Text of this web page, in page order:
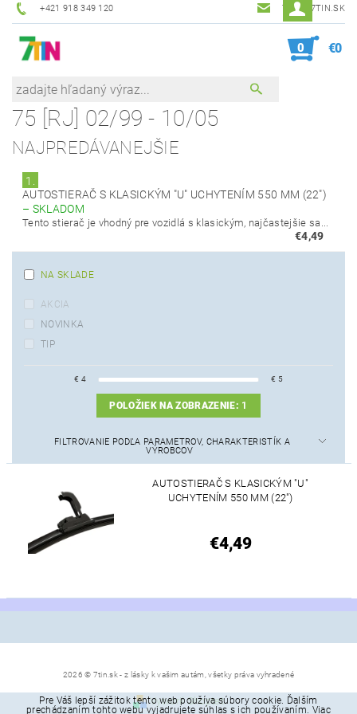
+421 918 349 120 7TIN@7TIN.SK
0 €0
75 [RJ] 02/99 - 10/05
NAJPREDÁVANEJŠIE
1.
AUTOSTIERAČ S KLASICKÝM "U" UCHYTENÍM 550 MM (22")
– SKLADOM
Tento stierač je vhodný pre vozidlá s klasickým, najčastejšie sa...
€4,49
NA SKLADE
AKCIA
NOVINKA
TIP
€ 4 € 5
POLOŽIEK NA ZOBRAZENIE: 1
FILTROVANIE PODĽA PARAMETROV, CHARAKTERISTÍK A
VÝROBCOV
AUTOSTIERAČ S KLASICKÝM "U"
UCHYTENÍM 550 MM (22")
€4,49
2026 © 7tin.sk - z lásky k vašim autám, všetky práva vyhradené
Vytvoril Shoptet
Pre Váš lepší zážitok tento web používa súbory cookie. Ďalším
prechádzaním tohto webu vyjadrujete súhlas s ich používaním. Viac